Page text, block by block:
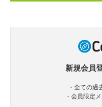
新規会員
・全ての
・会員限定